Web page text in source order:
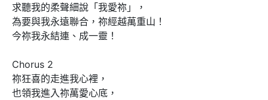
求聽我的柔聲細說「我愛祢」，
為要與我永遠聯合，祢經越萬重山！
今祢我永結連、成一靈！
Chorus 2
祢狂喜的走進我心裡，
也領我進入祢萬愛心底，